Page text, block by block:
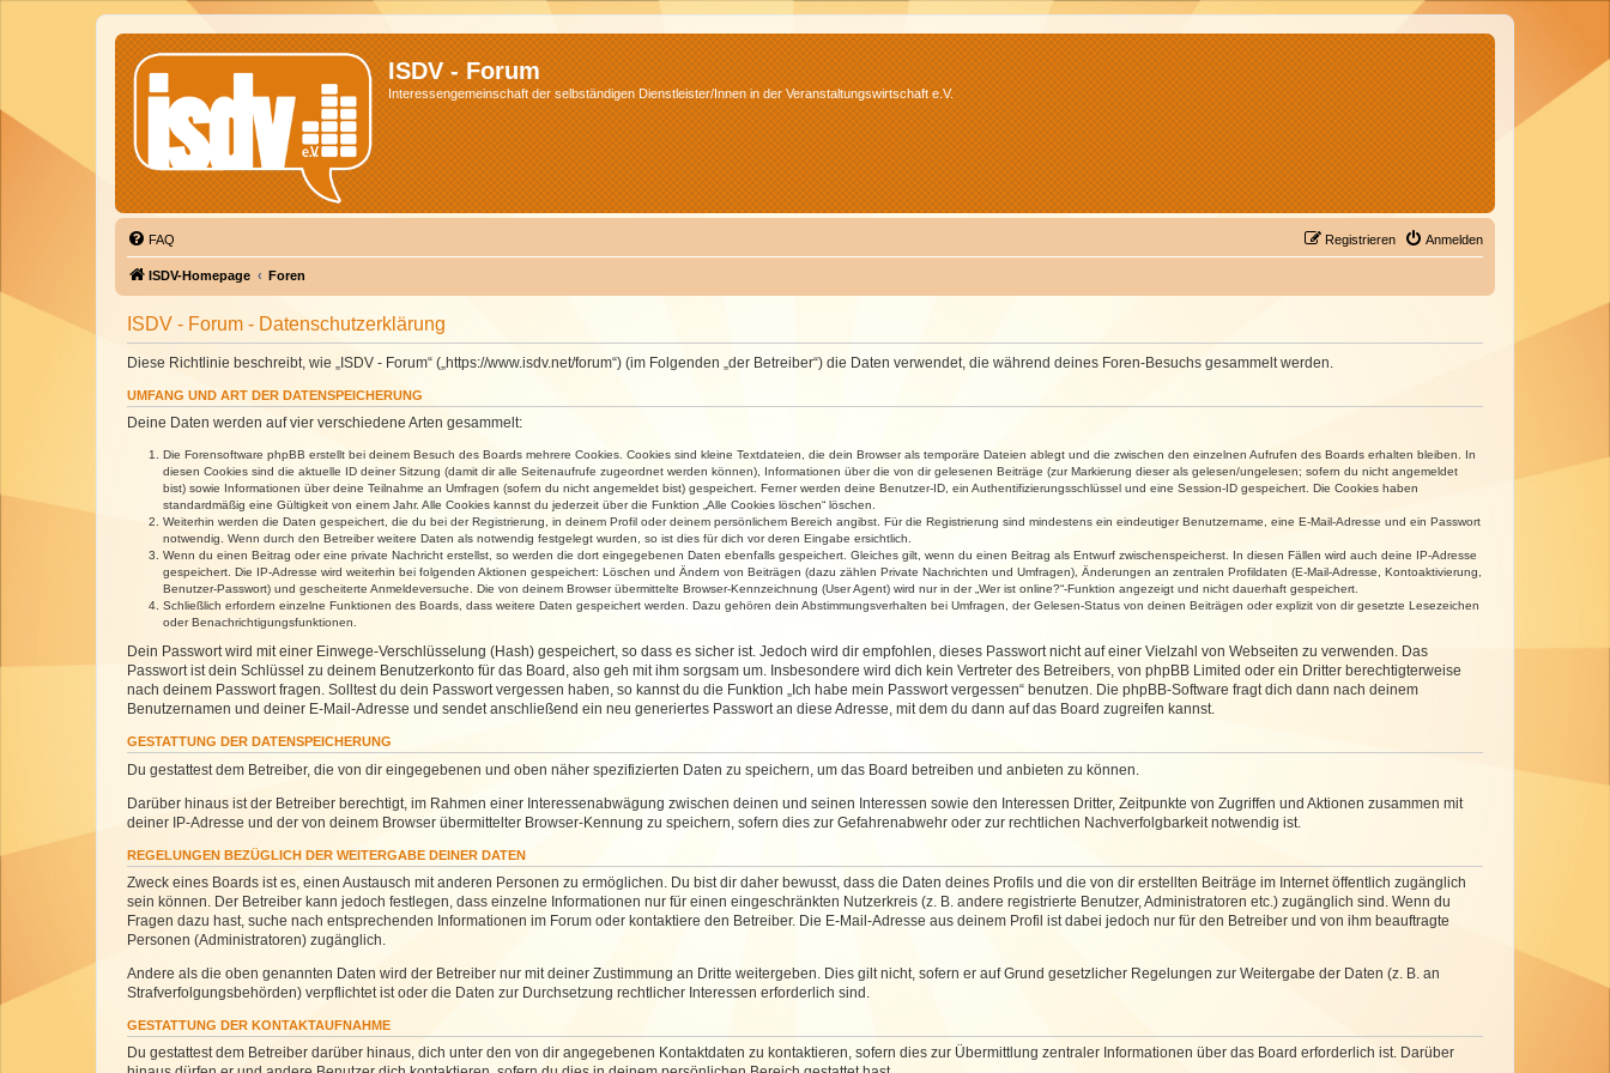
ISDV - Forum
Interessengemeinschaft der selbständigen Dienstleister/Innen in der Veranstaltungswirtschaft e.V.
FAQ Anmelden
Registrieren
ISDV-Homepage Foren
ISDV - Forum - Datenschutzerklärung
Diese Richtlinie beschreibt, wie „ISDV - Forum“ („https://www.isdv.net/forum“) (im Folgenden „der Betreiber“) die Daten verwendet, die während deines Foren-Besuchs gesammelt werden.
UMFANG UND ART DER DATENSPEICHERUNG
Deine Daten werden auf vier verschiedene Arten gesammelt:
Die Forensoftware phpBB erstellt bei deinem Besuch des Boards mehrere Cookies. Cookies sind kleine Textdateien, die dein Browser als temporäre Dateien ablegt und die zwischen den einzelnen Aufrufen des Boards erhalten bleiben. In
diesen Cookies sind die aktuelle ID deiner Sitzung (damit dir alle Seitenaufrufe zugeordnet werden können), Informationen über die von dir gelesenen Beiträge (zur Markierung dieser als gelesen/ungelesen; sofern du nicht angemeldet
bist) sowie Informationen über deine Teilnahme an Umfragen (sofern du nicht angemeldet bist) gespeichert. Ferner werden deine Benutzer-ID, ein Authentifizierungsschlüssel und eine Session-ID gespeichert. Die Cookies haben
standardmäßig eine Gültigkeit von einem Jahr. Alle Cookies kannst du jederzeit über die Funktion „Alle Cookies löschen“ löschen.
Weiterhin werden die Daten gespeichert, die du bei der Registrierung, in deinem Profil oder deinem persönlichem Bereich angibst. Für die Registrierung sind mindestens ein eindeutiger Benutzername, eine E-Mail-Adresse und ein Passwort
notwendig. Wenn durch den Betreiber weitere Daten als notwendig festgelegt wurden, so ist dies für dich vor deren Eingabe ersichtlich.
Wenn du einen Beitrag oder eine private Nachricht erstellst, so werden die dort eingegebenen Daten ebenfalls gespeichert. Gleiches gilt, wenn du einen Beitrag als Entwurf zwischenspeicherst. In diesen Fällen wird auch deine IP-Adresse
gespeichert. Die IP-Adresse wird weiterhin bei folgenden Aktionen gespeichert: Löschen und Ändern von Beiträgen (dazu zählen Private Nachrichten und Umfragen), Änderungen an zentralen Profildaten (E-Mail-Adresse, Kontoaktivierung,
Benutzer-Passwort) und gescheiterte Anmeldeversuche. Die von deinem Browser übermittelte Browser-Kennzeichnung (User Agent) wird nur in der „Wer ist online?“-Funktion angezeigt und nicht dauerhaft gespeichert.
Schließlich erfordern einzelne Funktionen des Boards, dass weitere Daten gespeichert werden. Dazu gehören dein Abstimmungsverhalten bei Umfragen, der Gelesen-Status von deinen Beiträgen oder explizit von dir gesetzte Lesezeichen
oder Benachrichtigungsfunktionen.
Dein Passwort wird mit einer Einwege-Verschlüsselung (Hash) gespeichert, so dass es sicher ist. Jedoch wird dir empfohlen, dieses Passwort nicht auf einer Vielzahl von Webseiten zu verwenden. Das
Passwort ist dein Schlüssel zu deinem Benutzerkonto für das Board, also geh mit ihm sorgsam um. Insbesondere wird dich kein Vertreter des Betreibers, von phpBB Limited oder ein Dritter berechtigterweise
nach deinem Passwort fragen. Solltest du dein Passwort vergessen haben, so kannst du die Funktion „Ich habe mein Passwort vergessen“ benutzen. Die phpBB-Software fragt dich dann nach deinem
Benutzernamen und deiner E-Mail-Adresse und sendet anschließend ein neu generiertes Passwort an diese Adresse, mit dem du dann auf das Board zugreifen kannst.
GESTATTUNG DER DATENSPEICHERUNG
Du gestattest dem Betreiber, die von dir eingegebenen und oben näher spezifizierten Daten zu speichern, um das Board betreiben und anbieten zu können.
Darüber hinaus ist der Betreiber berechtigt, im Rahmen einer Interessenabwägung zwischen deinen und seinen Interessen sowie den Interessen Dritter, Zeitpunkte von Zugriffen und Aktionen zusammen mit
deiner IP-Adresse und der von deinem Browser übermittelter Browser-Kennung zu speichern, sofern dies zur Gefahrenabwehr oder zur rechtlichen Nachverfolgbarkeit notwendig ist.
REGELUNGEN BEZÜGLICH DER WEITERGABE DEINER DATEN
Zweck eines Boards ist es, einen Austausch mit anderen Personen zu ermöglichen. Du bist dir daher bewusst, dass die Daten deines Profils und die von dir erstellten Beiträge im Internet öffentlich zugänglich
sein können. Der Betreiber kann jedoch festlegen, dass einzelne Informationen nur für einen eingeschränkten Nutzerkreis (z. B. andere registrierte Benutzer, Administratoren etc.) zugänglich sind. Wenn du
Fragen dazu hast, suche nach entsprechenden Informationen im Forum oder kontaktiere den Betreiber. Die E-Mail-Adresse aus deinem Profil ist dabei jedoch nur für den Betreiber und von ihm beauftragte
Personen (Administratoren) zugänglich.
Andere als die oben genannten Daten wird der Betreiber nur mit deiner Zustimmung an Dritte weitergeben. Dies gilt nicht, sofern er auf Grund gesetzlicher Regelungen zur Weitergabe der Daten (z. B. an
Strafverfolgungsbehörden) verpflichtet ist oder die Daten zur Durchsetzung rechtlicher Interessen erforderlich sind.
GESTATTUNG DER KONTAKTAUFNAHME
Du gestattest dem Betreiber darüber hinaus, dich unter den von dir angegebenen Kontaktdaten zu kontaktieren, sofern dies zur Übermittlung zentraler Informationen über das Board erforderlich ist. Darüber